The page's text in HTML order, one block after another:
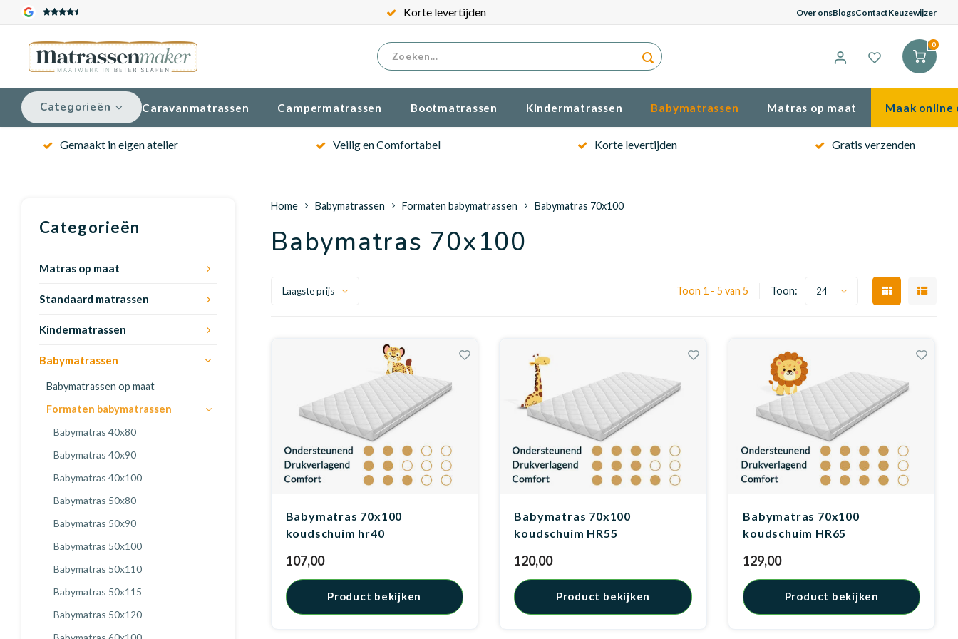
Korte levertijden Over onsBlogsContactKeuzewijzer
0
Categorieën Caravanmatrassen Campermatrassen Bootmatrassen Kindermatrassen Babymatrassen Matras op maat Maak online
Gemaakt in eigen atelier Veilig en Comfortabel Korte levertijden Gratis verzenden
Categorieën
Matras op maat
Standaard matrassen
Kindermatrassen
Babymatrassen
Babymatrassen op maat
Formaten babymatrassen
Babymatras 40x80
Babymatras 40x90
Babymatras 40x100
Babymatras 50x80
Babymatras 50x90
Babymatras 50x100
Babymatras 50x110
Babymatras 50x115
Babymatras 50x120
Home Babymatrassen Formaten babymatrassen Babymatras 70x100
Babymatras 70x100
Laagste prijs Toon 1 - 5 van 5 Toon: 24
Babymatras 70x100
koudschuim hr40
107,00
Product bekijken
Babymatras 70x100
koudschuim HR55
120,00
Product bekijken
Babymatras 70x100
koudschuim HR65
129,00
Product bekijken